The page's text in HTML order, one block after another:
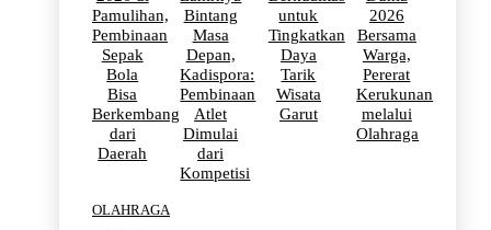
Pamulihan,
Pembinaan
Sepak
Bola
Bisa
Berkembang
dari
Daerah
Bintang
Masa
Depan,
Kadispora:
Pembinaan
Atlet
Dimulai
dari
Kompetisi
untuk
Tingkatkan
Daya
Tarik
Wisata
Garut
2026
Bersama
Warga,
Pererat
Kerukunan
melalui
Olahraga
OLAHRAGA